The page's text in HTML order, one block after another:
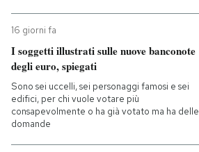
16 giorni fa
I soggetti illustrati sulle nuove banconote
degli euro, spiegati
Sono sei uccelli, sei personaggi famosi e sei
edifici, per chi vuole votare più
consapevolmente o ha già votato ma ha delle
domande